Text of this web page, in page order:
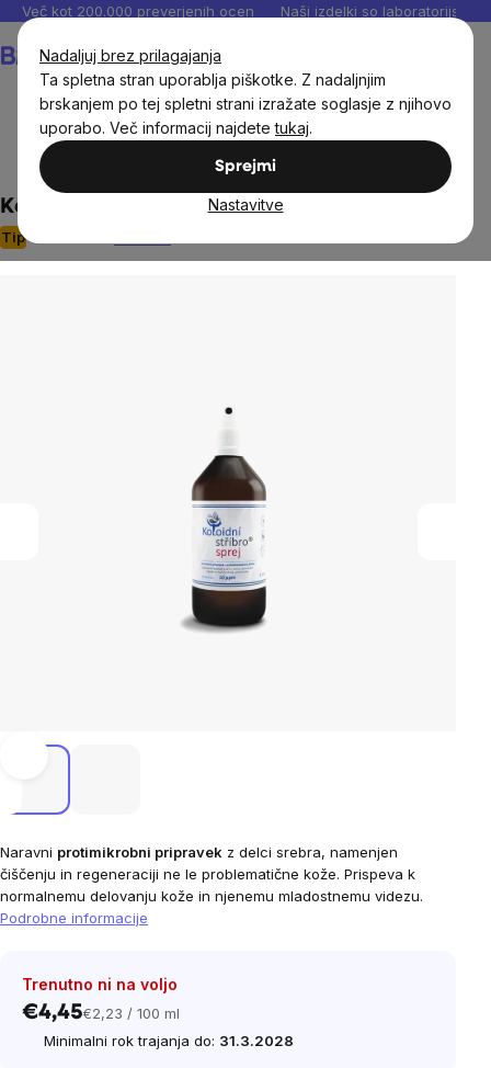
Nadaljuj brez prilagajanja
Ta spletna stran uporablja piškotke. Z nadaljnjim
brskanjem po tej spletni strani izražate soglasje z njihovo
uporabo. Več informacij najdetetukaj.
Sprejmi
Nastavitve
Preskoči
vsebino
Več kot 200.000 preverjenih ocen Naši izdelki so laboratorijsko
Koloidno srebro v spreju, 10 ppm, 200 ml
Tip
Naravni protimikrobni pripravek z delci srebra, namenjen
čiščenju in regeneraciji ne le problematične kože. Prispeva k
normalnemu delovanju kože in njenemu mladostnemu videzu.
Podrobne informacije
Trenutno ni na voljo
€4,45Cena
na
€2,23 / 100 ml
Minimalni rok trajanja do: 31.3.2028